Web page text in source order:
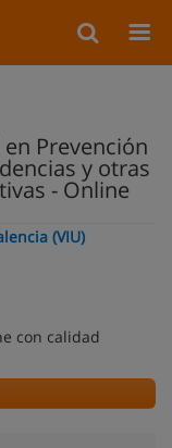
Prevención
y otras
- Online
(VIU)
con calidad